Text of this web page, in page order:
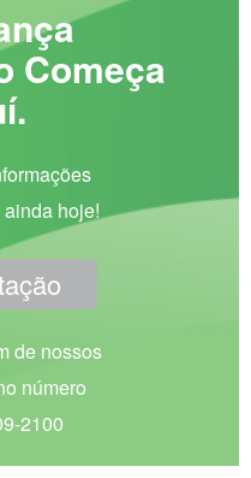
Começa
hoje!
de nossos
número
2100